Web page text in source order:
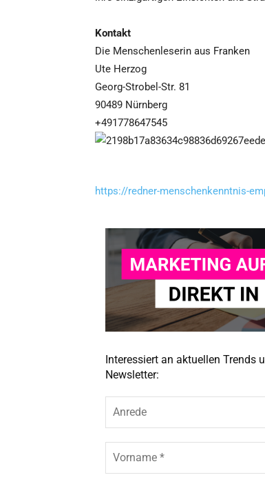
Kontakt
Die Menschenleserin aus Franken
Ute Herzog
Georg-Strobel-Str. 81
90489 Nürnberg
+491778647545
https://redner-menschenkenntnis-
Interessiert an aktuellen Trends
Newsletter: